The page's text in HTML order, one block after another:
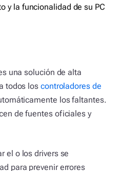
y la funcionalidad de su PC
una solución de alta
todos los controladores de
los faltantes.
de fuentes oficiales y
el o los drivers se
para prevenir errores